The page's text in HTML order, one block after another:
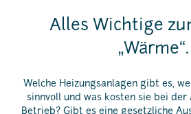
Alles Wichtige
„Wärme“.
Welche Heizungsanlagen gibt es,
sinnvoll und was kosten sie bei der
Betrieb? Gibt es eine gesetzliche